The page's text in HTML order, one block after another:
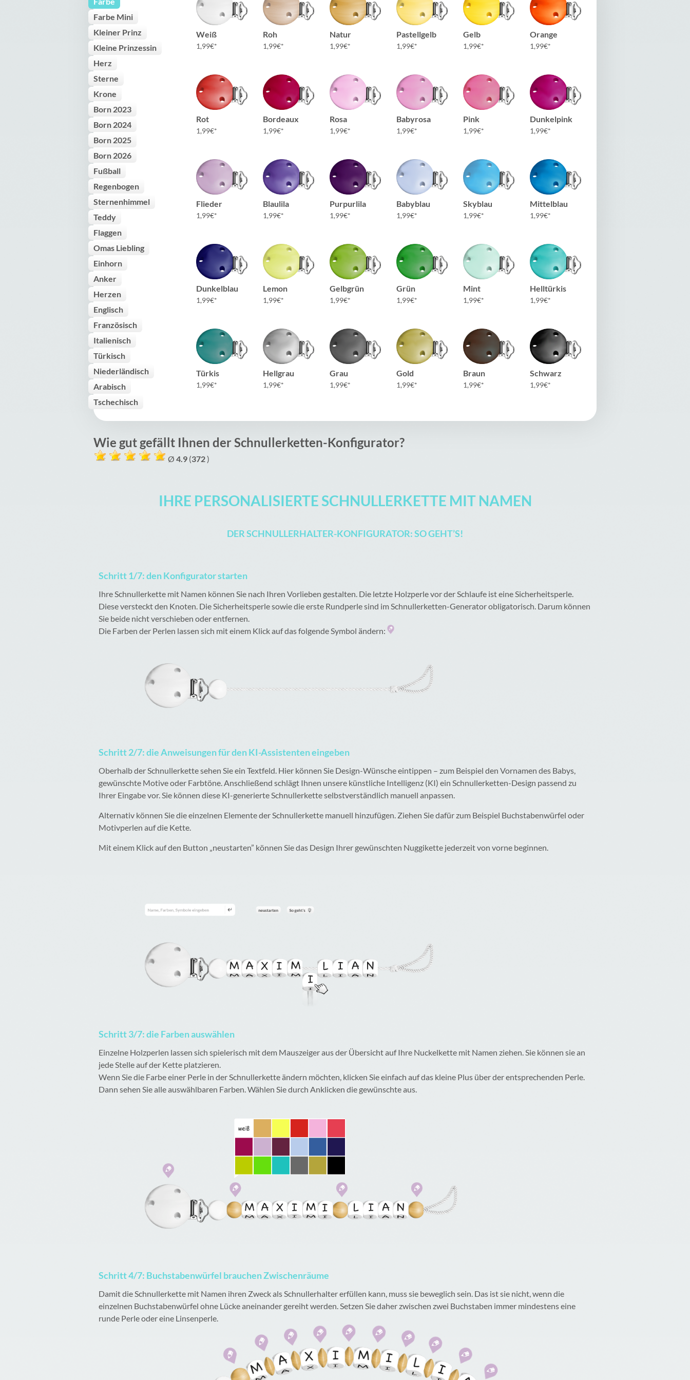
Farbe Mini
Kleiner Prinz
Kleine Prinzessin
Herz
Sterne
Krone
Born 2023
Born 2024
Born 2025
Born 2026
Fußball
Regenbogen
Sternenhimmel
Teddy
Flaggen
Omas Liebling
Einhorn
Anker
Herzen
Englisch
Französisch
Italienisch
Türkisch
Niederländisch
Arabisch
Tschechisch
Weiß
1,99€
Roh
1,99€
Natur
1,99€
Pastellgelb
1,99€
Gelb
1,99€
Orange
1,99€
Rot
1,99€
Bordeaux
1,99€
Rosa
1,99€
Babyrosa
1,99€
Pink
1,99€
Dunkelpink
1,99€
Flieder
1,99€
Blaulila
1,99€
Purpurlila
1,99€
Babyblau
1,99€
Skyblau
1,99€
Mittelblau
1,99€
Dunkelblau
1,99€
Lemon
1,99€
Gelbgrün
1,99€
Grün
1,99€
Mint
1,99€
Helltürkis
1,99€
Türkis
1,99€
Hellgrau
1,99€
Grau
1,99€
Gold
1,99€
Braun
1,99€
Schwarz
1,99€
Wie gut gefällt Ihnen der Schnullerketten-Konfigurator?
Ø 4.9 (372)
IHRE PERSONALISIERTE SCHNULLERKETTE MIT NAMEN
DER SCHNULLERHALTER-KONFIGURATOR: SO GEHT’S!
Schritt 1/7: den Konfigurator starten
Ihre Schnullerkette mit Namen können Sie nach Ihren Vorlieben gestalten. Die letzte Holzperle vor der Schlaufe ist eine Sicherheitsperle.
Diese versteckt den Knoten. Die Sicherheitsperle sowie die erste Rundperle sind im Schnullerketten-Generator obligatorisch. Darum können
Sie beide nicht verschieben oder entfernen.
Die Farben der Perlen lassen sich mit einem Klick auf das folgende Symbol ändern:
Schritt 2/7: die Anweisungen für den KI-Assistenten eingeben
Oberhalb der Schnullerkette sehen Sie ein Textfeld. Hier können Sie Design-Wünsche eintippen – zum Beispiel den Vornamen des Babys,
gewünschte Motive oder Farbtöne. Anschließend schlägt Ihnen unsere künstliche Intelligenz (KI) ein Schnullerketten-Design passend zu
Ihrer Eingabe vor. Sie können diese KI-generierte Schnullerkette selbstverständlich manuell anpassen.
Alternativ können Sie die einzelnen Elemente der Schnullerkette manuell hinzufügen. Ziehen Sie dafür zum Beispiel Buchstabenwürfel oder
Motivperlen auf die Kette.
Mit einem Klick auf den Button „neustarten” können Sie das Design Ihrer gewünschten Nuggikette jederzeit von vorne beginnen.
Schritt 3/7: die Farben auswählen
Einzelne Holzperlen lassen sich spielerisch mit dem Mauszeiger aus der Übersicht auf Ihre Nuckelkette mit Namen ziehen. Sie können sie an
jede Stelle auf der Kette platzieren.
Wenn Sie die Farbe einer Perle in der Schnullerkette ändern möchten, klicken Sie einfach auf das kleine Plus über der entsprechenden Perle.
Dann sehen Sie alle auswählbaren Farben. Wählen Sie durch Anklicken die gewünschte aus.
Schritt 4/7: Buchstabenwürfel brauchen Zwischenräume
Damit die Schnullerkette mit Namen ihren Zweck als Schnullerhalter erfüllen kann, muss sie beweglich sein. Das ist sie nicht, wenn die
einzelnen Buchstabenwürfel ohne Lücke aneinander gereiht werden. Setzen Sie daher zwischen zwei Buchstaben immer mindestens eine
runde Perle oder eine Linsenperle.